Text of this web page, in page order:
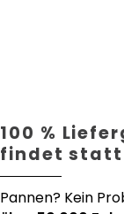
100 %
findet
Pannen? Kein